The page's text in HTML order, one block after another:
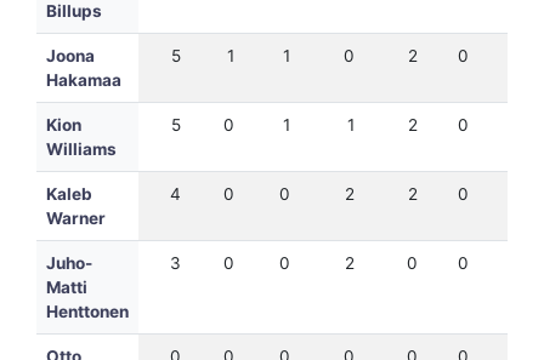
Billups
Joona
Hakamaa
5 1 1 0 2 0
Kion
Williams
5 0 1 1 2 0
Kaleb
Warner
4 0 0 2 2 0
Juho-
Matti
Henttonen
3 0 0 2 0 0